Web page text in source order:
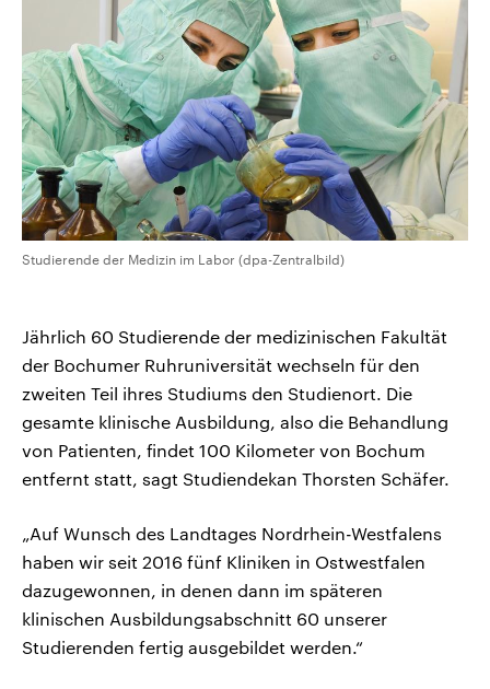
Studierende der Medizin im Labor (dpa-Zentralbild)
Jährlich 60 Studierende der medizinischen Fakultät
der Bochumer Ruhruniversität wechseln für den
zweiten Teil ihres Studiums den Studienort. Die
gesamte klinische Ausbildung, also die Behandlung
von Patienten, findet 100 Kilometer von Bochum
entfernt statt, sagt Studiendekan Thorsten Schäfer.
„Auf Wunsch des Landtages Nordrhein-Westfalens
haben wir seit 2016 fünf Kliniken in Ostwestfalen
dazugewonnen, in denen dann im späteren
klinischen Ausbildungsabschnitt 60 unserer
Studierenden fertig ausgebildet werden.“